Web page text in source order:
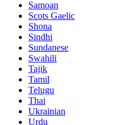
Samoan
Scots Gaelic
Shona
Sindhi
Sundanese
Swahili
Tajik
Tamil
Telugu
Thai
Ukrainian
Urdu